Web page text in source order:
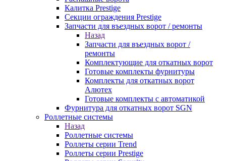
Калитка Prestige
Секции ограждения Prestige
Запчасти для въездных ворот / ремонты
Назад
Запчасти для въездных ворот /
ремонты
Комплектующие для откатных ворот
Готовые комплекты фурнитуры
Комплекты для откатных ворот
Алютех
Готовые комплекты с автоматикой
Фурнитура для откатных ворот SGN
Роллетные системы
Назад
Роллетные системы
Роллеты серии Trend
Роллеты серии Prestige